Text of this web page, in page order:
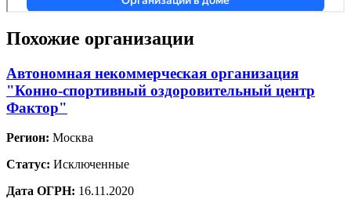
Похожие организации
Автономная некоммерческая организация
"Конно-спортивный оздоровительный центр
Фактор"
Регион: Москва
Статус: Исключенные
Дата ОГРН: 16.11.2020